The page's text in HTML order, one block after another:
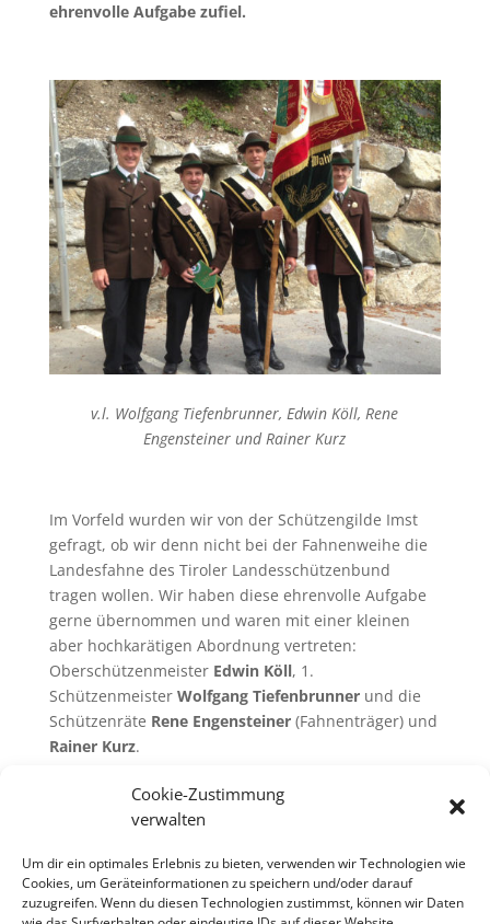
Cookie-Zustimmung
verwalten
Um dir ein optimales Erlebnis zu bieten, verwenden wir Technologien wie
Cookies, um Geräteinformationen zu speichern und/oder darauf
zuzugreifen. Wenn du diesen Technologien zustimmst, können wir Daten
ehrenvolle Aufgabe zufiel.
v.l. Wolfgang Tiefenbrunner, Edwin Köll, Rene
Engensteiner und Rainer Kurz
Im Vorfeld wurden wir von der Schützengilde Imst
gefragt, ob wir denn nicht bei der Fahnenweihe die
Landesfahne des Tiroler Landesschützenbund
tragen wollen. Wir haben diese ehrenvolle Aufgabe
gerne übernommen und waren mit einer kleinen
aber hochkarätigen Abordnung vertreten:
Oberschützenmeister Edwin Köll, 1.
Schützenmeister Wolfgang Tiefenbrunnerund die
Schützenräte Rene Engensteiner(Fahnenträger) und
Rainer Kurz.
Nach dem offiziellen Teil der Fahnenweihe nahmen
Edwin, Rainer und Rene noch am
die Preisränge schnuppern.